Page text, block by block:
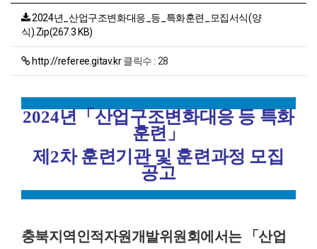
2024년_산업구조변화대응_등_특화훈련_모집서식(양
식).Zip(267.3 KB)
http://referee.gitav.kr클릭수 : 28
2024년 「 산업구조변화대응 등 특화
훈련 」
제 2차 훈련기관 및 훈련과정 모집
공고
충북지역인적자원개발위원회에서는 「산업